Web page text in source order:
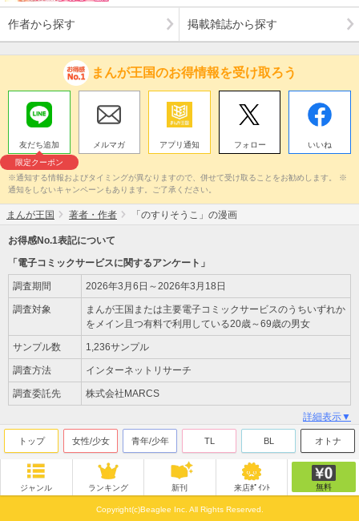
作者から探す 掲載雑誌から探す
まんが王国のお得情報を受け取ろう
友だち追加
限定クーポン
メルマガ アプリ通知 フォロー いいね
※通知する情報およびタイミングが異なりますので、併せて受け取ることをお勧めします。 ※
通知をしないキャンペーンもあります。ご了承ください。
まんが王国 著者・作者 「のすりそうこ」の漫画
お得感No.1表記について
「電子コミックサービスに関するアンケート」
調査期間 2026年3月6日～2026年3月18日
調査対象
まんが王国または主要電子コミックサービスのうちいずれか
をメイン且つ有料で利用している20歳～69歳の男女
サンプル数 1,236サンプル
調査方法 インターネットリサーチ
調査委託先 株式会社MARCS
詳細表示▼
トップ 女性/少女 青年/少年 TL BL オトナ
ジャンル ランキング 新刊 来店ﾎﾟｲﾝﾄ 無料
Copyright(c)Beaglee Inc. All Rights Reserved.